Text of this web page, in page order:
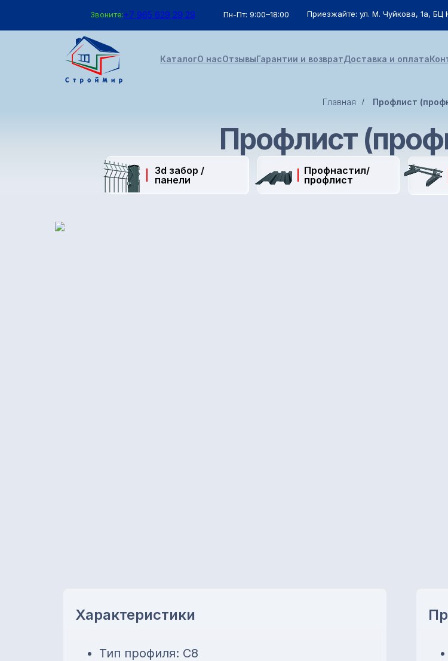
Звоните:+7 965 629 29 29 Пн-Пт: 9:00–18:00 Приезжайте: ул. М. Чуйкова, 1а, БЦ
КаталогО насОтзывыГарантии и возвратДоставка и оплата
Главная / Профлист
Профлист
3d забор /
панели
Профнастил/
профлист
Тип профиля: С8
Характеристики